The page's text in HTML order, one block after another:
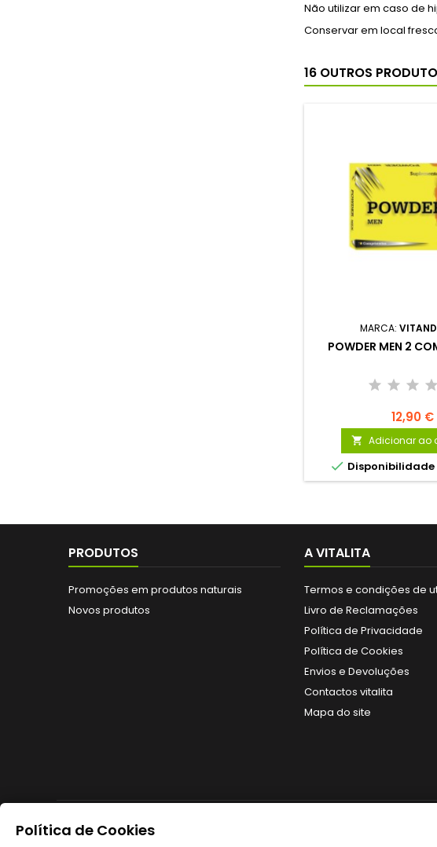
Não utilizar em caso de
Conservar em local
16 OUTROS
MARCA:
POWDER MEN 2
12,90 €
 Adicionar ao

PRODUTOS
Promoções em produtos naturais
Novos produtos
A VITALITA
Termos e condições de
Livro de Reclamações
Política de Privacidade
Política de Cookies
Envios e Devoluções
Contactos vitalita
Mapa do site
NEWSLETTER
Política de Cookies